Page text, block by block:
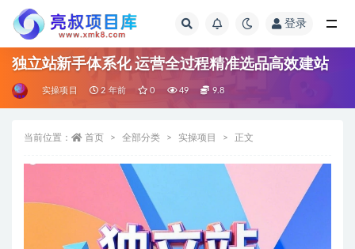
登录
独立站新手体系化 运营全过程精准选品高效建站
实操项目 2 年前 0 49 9.8
当前位置： 首页 全部分类 实操项目 正文